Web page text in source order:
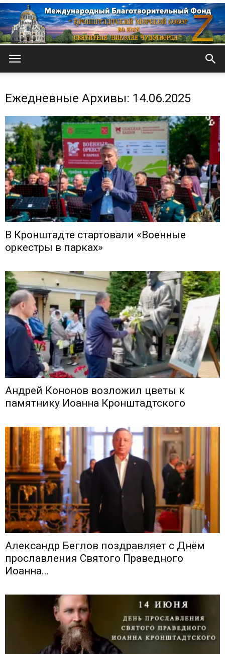
собор
Ежедневные Архивы: 14.06.2025
В Кронштадте стартовали «Военные
оркестры в парках»
Андрей Кононов возложил цветы к
памятнику Иоанна Кронштадтского
Александр Беглов поздравляет с Днём
прославления Святого Праведного
Иоанна...